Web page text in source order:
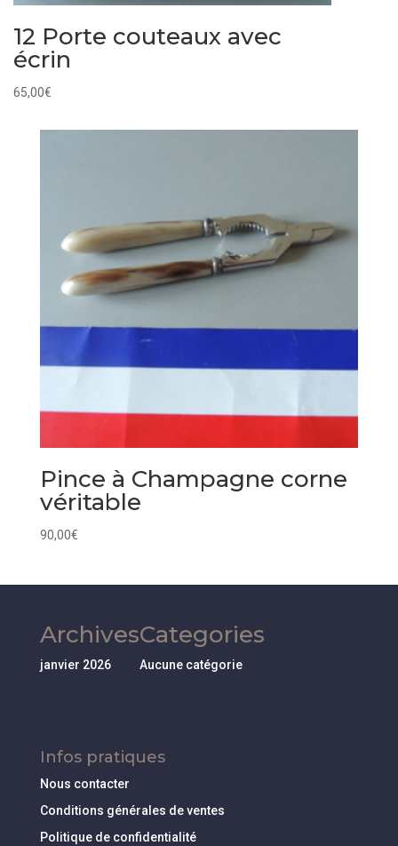
12 Porte couteaux avec
écrin
65,00€
Pince à Champagne corne
véritable
90,00€
Archives
janvier 2026
Categories
Aucune catégorie
Infos pratiques
Nous contacter
Conditions générales de ventes
Politique de confidentialité